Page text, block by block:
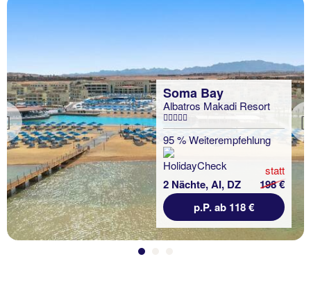
Previous
Soma Bay
Albatros Makadi Resort
95 % Weiterempfehlung
2 Nächte, AI, DZ
statt
198 €
p.P. ab 118 €